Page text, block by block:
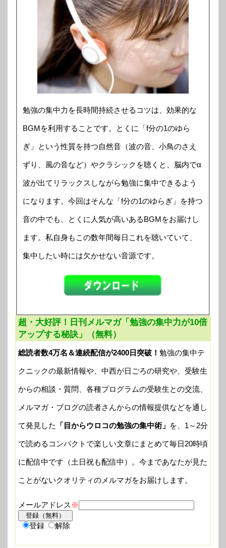
勉強の集中力を長時間持続させるコツは、効果的な
BGMを利用することです。とくに「f分の1のゆら
ぎ」という性質を持つ自然音（波の音、小鳥のさえ
ずり、風の音など）やクラシックを聴くと、脳内でα
波が出てリラックスしながら勉強に集中できるよう
になります。今回はそんな「f分の1のゆらぎ」を持つ
音の中でも、とくに人気が高いあるBGMをお届けし
ます。私自身もこの数年間毎日これを聴いていて、
集中したい時には欠かせない音源です。
超・大好評！日刊メルマガ「勉強の集中力が10倍
アップする秘訣」（無料）
総読者数4万名＆連続配信が2400日突破！ 勉強の集中テ
クニックの最新情報や、中西が日ごろの研究や、受験生
からの相談・質問、各種プログラムの受験生との交流、
メルマガ・ブログの読者さんからの情報提供などを通し
て発見した 「目からウロコの勉強の集中術」 を、1～2分
で読めるコンパクトで楽しい文章にまとめて毎日20時頃
に配信中です（土日祝も配信中）。今まであなたが見た
ことがないクオリティのメルマガをお届けします。
メールアドレス ※
登録 解除